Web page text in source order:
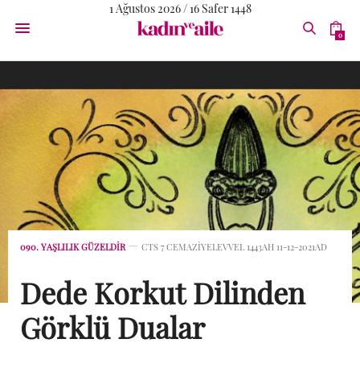
1 Ağustos 2026 / 16 Safer 1448
0
090. YAŞLILIK GÜZELDIR CTS 7 CEMAZIYELEVVEL 1443AH 11-12-2021AD
Dede Korkut Dilinden
Görklü Dualar